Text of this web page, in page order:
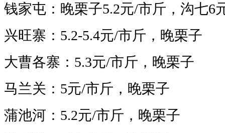
钱家屯：晚栗子5.2元/市斤 ， 沟七6
兴旺寨：5.2-5.4元/市斤，晚栗子
大曹各寨：5.3元/市斤，晚栗子
马兰关：5元/市斤，晚栗子
蒲池河：5.2元/市斤，晚栗子